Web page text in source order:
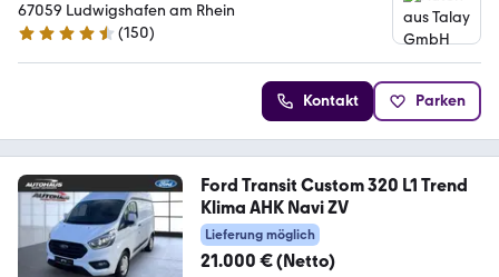
67059 Ludwigshafen am Rhein
4.6 Sterne
(150)
Kontakt Parken
Ford Transit Custom 320 L1 Trend
Klima AHK Navi ZV
Lieferung möglich
21.000 € (Netto)